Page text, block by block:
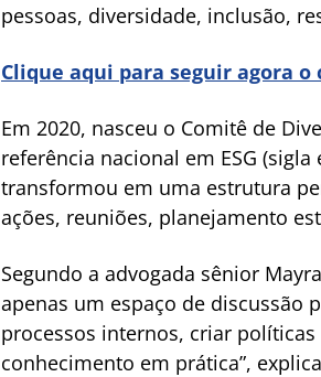
pessoas, diversidade, inclusão,
Clique aqui para seguir agora
Em 2020, nasceu o Comitê de
referência nacional em ESG
transformou em uma estrutura
ações, reuniões, planejamento
Segundo a advogada sênior
apenas um espaço de discussão
processos internos, criar
conhecimento em prática”,